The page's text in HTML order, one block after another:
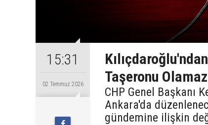
15:31
02 Temmuz 2026
Taşeronu
CHP Genel Başkanı
Ankara'da
gündemine ilişkin